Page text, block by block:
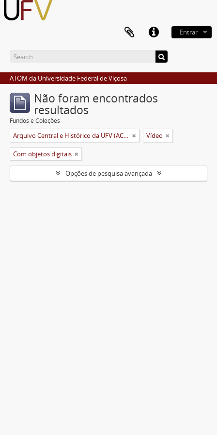
Entrar
ATOM da Universidade Federal de Viçosa
Não foram encontrados
resultados
Fundos e Coleções
Arquivo Central e Histórico da UFV (ACH-UFV) Vídeo
Com objetos digitais
Opções de pesquisa avançada